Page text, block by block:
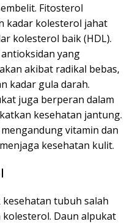
Fitosterol
kadar kolesterol jahat
kolesterol baik (HDL).
yang
akibat radikal bebas,
kadar gula darah.
juga berperan dalam
kesehatan jantung.
vitamin dan
kesehatan kulit.
tubuh salah
Daun alpukat